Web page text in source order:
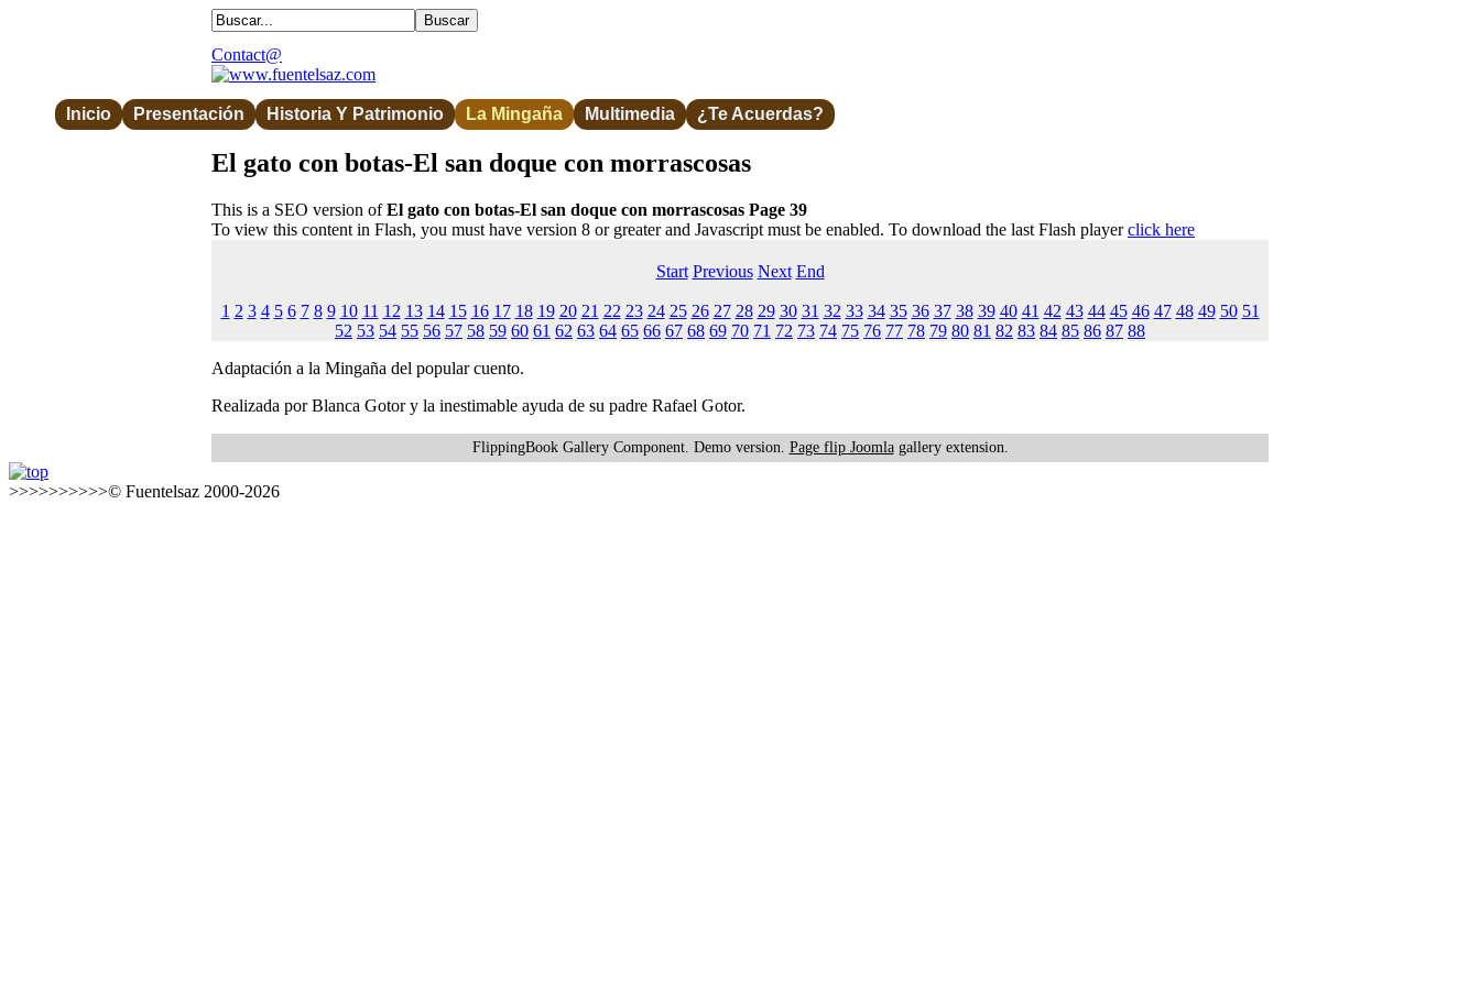
Contact@
Inicio Presentación Historia Y Patrimonio La Mingaña Multimedia ¿Te Acuerdas?
El gato con botas-El san doque con morrascosas
This is a SEO version ofEl gato con botas-El san doque con morrascosas Page 39
To view this content in Flash, you must have version 8 or greater and Javascript must be enabled. To download the last Flash playerclick here
Start Previous Next End
1 2 3 4 5 6 7 8 9 10 11 12 13 14 15 16 17 18 19 20 21 22 23 24 25 26 27 28 29 30 31 32 33 34 35 36 37 38 39 40 41 42 43 44 45 46 47 48 49 50 51
52 53 54 55 56 57 58 59 60 61 62 63 64 65 66 67 68 69 70 71 72 73 74 75 76 77 78 79 80 81 82 83 84 85 86 87 88
Adaptación a la Mingaña del popular cuento.
Realizada por Blanca Gotor y la inestimable ayuda de su padre Rafael Gotor.
FlippingBook Gallery Component. Demo version. Page flip Joomlagallery extension.
>>>>>>>>>>© Fuentelsaz 2000-2026